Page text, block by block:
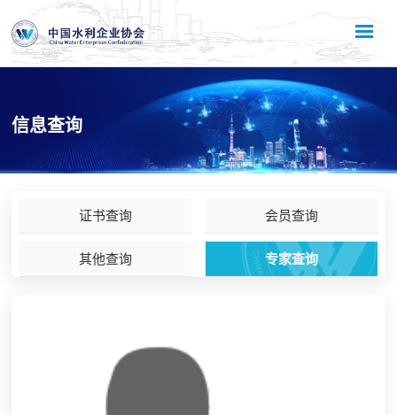
信息查询
证书查询 会员查询
其他查询 专家查询